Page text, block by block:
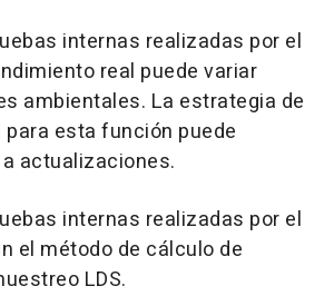
internas realizadas por el
real puede variar
ambientales. La estrategia de
esta función puede
actualizaciones.
internas realizadas por el
el método de cálculo de
LDS.